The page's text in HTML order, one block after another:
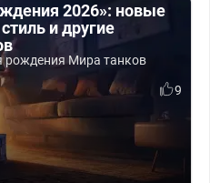
2026»: новые
и другие
рождения Мира танков
9